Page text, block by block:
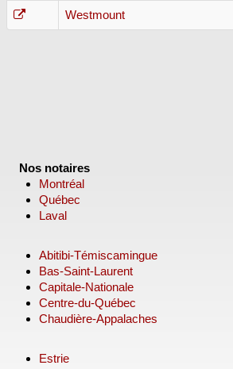
Westmount
Nos notaires
Montréal
Québec
Laval
Abitibi-Témiscamingue
Bas-Saint-Laurent
Capitale-Nationale
Centre-du-Québec
Chaudière-Appalaches
Estrie